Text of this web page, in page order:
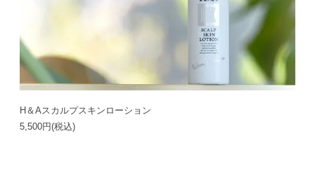
H＆Aスカルプスキンローション
5,500円(税込)